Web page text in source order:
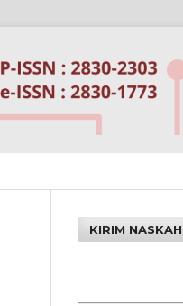
KIRIM NASKAH